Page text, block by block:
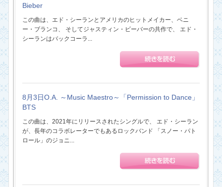
Bieber
この曲は、エド・シーランとアメリカのヒットメイカー、ベニ
ー・ブランコ、 そしてジャスティン・ビーバーの共作で、 エド・
シーランはバックコーラ...
8月3日O.A. ～Music Maestro～「Permission to Dance」
BTS
この曲は、2021年にリリースされたシングルで、 エド・シーラン
が、長年のコラボレーターでもあるロックバンド 「スノー・パト
ロール」のジョニ...